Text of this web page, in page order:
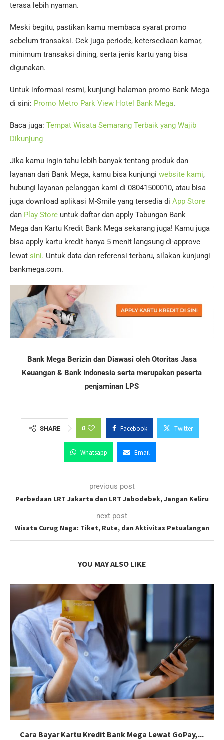
terasa lebih nyaman.
Meski begitu, pastikan kamu membaca syarat promo
sebelum transaksi. Cek juga periode, ketersediaan kamar,
minimum transaksi dining, serta jenis kartu yang bisa
digunakan.
Untuk informasi resmi, kunjungi halaman promo Bank Mega
di sini: Promo Metro Park View Hotel Bank Mega.
Baca juga: Tempat Wisata Semarang Terbaik yang Wajib
Dikunjung
Jika kamu ingin tahu lebih banyak tentang produk dan
layanan dari Bank Mega, kamu bisa kunjungi website kami,
hubungi layanan pelanggan kami di 08041500010, atau bisa
juga download aplikasi M-Smile yang tersedia di App Store
dan Play Store untuk daftar dan apply Tabungan Bank
Mega dan Kartu Kredit Bank Mega sekarang juga! Kamu juga
bisa apply kartu kredit hanya 5 menit langsung di-approve
lewat sini. Untuk data dan referensi terbaru, silakan kunjungi
bankmega.com.
Bank Mega Berizin dan Diawasi oleh Otoritas Jasa
Keuangan & Bank Indonesia serta merupakan peserta
penjaminan LPS
SHARE 0 Facebook Twitter
Whatsapp Email
previous post
Perbedaan LRT Jakarta dan LRT Jabodebek, Jangan Keliru
next post
Wisata Curug Naga: Tiket, Rute, dan Aktivitas Petualangan
YOU MAY ALSO LIKE
Cara Bayar Kartu Kredit Bank Mega Lewat GoPay,...